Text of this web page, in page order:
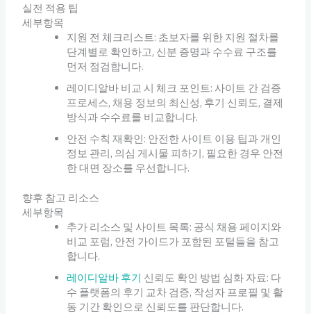
실전 적용 팁
세부항목
지원 전 체크리스트: 초보자를 위한 지원 절차를
단계별로 확인하고, 신분 증명과 수수료 구조를
먼저 점검합니다.
레이디알바 비교 시 체크 포인트: 사이트 간 검증
프로세스, 채용 정보의 최신성, 후기 신뢰도, 결제
방식과 수수료를 비교합니다.
안전 수칙 재확인: 안전한 사이트 이용 팁과 개인
정보 관리, 의심 게시물 피하기, 필요한 경우 안전
한 대면 장소를 우선합니다.
향후 참고 리소스
세부항목
추가 리소스 및 사이트 목록: 공식 채용 페이지와
비교 포럼, 안전 가이드가 포함된 포털들을 참고
합니다.
레이디알바 후기 신뢰도 확인 방법 심화 자료: 다
수 플랫폼의 후기 교차 검증, 작성자 프로필 및 활
동 기간 확인으로 신뢰도를 판단합니다.